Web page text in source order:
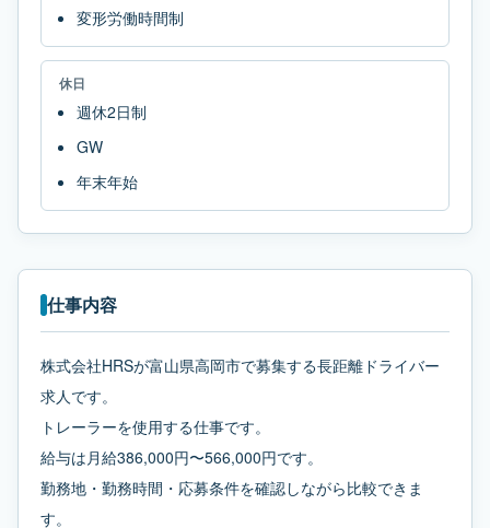
変形労働時間制
休日
週休2日制
GW
年末年始
仕事内容
株式会社HRSが富山県高岡市で募集する長距離ドライバー
求人です。
トレーラーを使用する仕事です。
給与は月給386,000円〜566,000円です。
勤務地・勤務時間・応募条件を確認しながら比較できま
す。